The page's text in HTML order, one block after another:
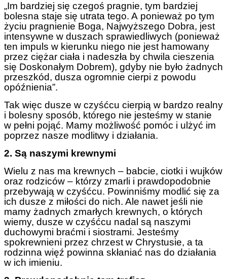
„Im bardziej się czegoś pragnie, tym bardziej
bolesna staje się utrata tego. A ponieważ po tym
życiu pragnienie Boga, Najwyższego Dobra, jest
intensywne w duszach sprawiedliwych (ponieważ
ten impuls w kierunku niego nie jest hamowany
przez ciężar ciała i nadeszła by chwila cieszenia
się Doskonałym Dobrem), gdyby nie było żadnych
przeszkód, dusza ogromnie cierpi z powodu
opóźnienia”.
Tak więc dusze w czyśćcu cierpią w bardzo realny
i bolesny sposób, którego nie jesteśmy w stanie
w pełni pojąć. Mamy możliwość pomóc i ulżyć im
poprzez nasze modlitwy i działania.
2. Są naszymi krewnymi
Wielu z nas ma krewnych – babcie, ciotki i wujków
oraz rodziców – którzy zmarli i prawdopodobnie
przebywają w czyśćcu. Powinniśmy modlić się za
ich dusze z miłości do nich. Ale nawet jeśli nie
mamy żadnych zmarłych krewnych, o których
wiemy, dusze w czyśćcu nadal są naszymi
duchowymi braćmi i siostrami. Jesteśmy
spokrewnieni przez chrzest w Chrystusie, a ta
rodzinna więź powinna skłaniać nas do działania
w ich imieniu.